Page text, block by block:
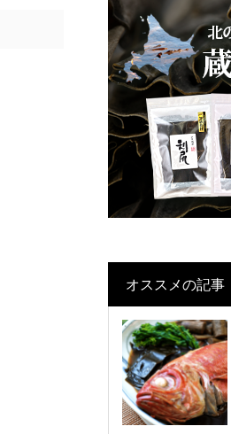
オススメの記事